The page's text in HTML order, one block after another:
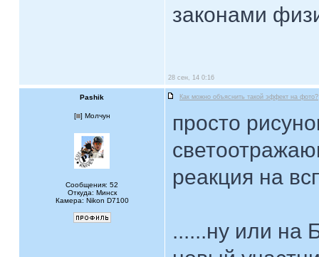
законами
28 сен, 14 0:16
Pashik Как можно объяснить такой эффект на фото?
[ ] Молчун
Сообщения: 52
Откуда: Минск
Камера: Nikon D7100
просто
реакция на
......ну или на